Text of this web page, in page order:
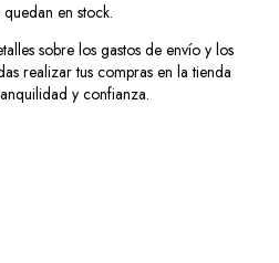
en stock.
sobre los gastos de envío y los
realizar tus compras en la tienda
y confianza.